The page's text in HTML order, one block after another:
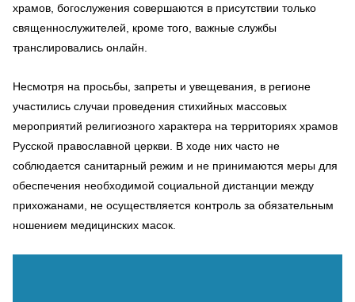
храмов, богослужения совершаются в присутствии только
священнослужителей, кроме того, важные службы
транслировались онлайн.
Несмотря на просьбы, запреты и увещевания, в регионе
участились случаи проведения стихийных массовых
мероприятий религиозного характера на территориях храмов
Русской православной церкви. В ходе них часто не
соблюдается санитарный режим и не принимаются меры для
обеспечения необходимой социальной дистанции между
прихожанами, не осуществляется контроль за обязательным
ношением медицинских масок.